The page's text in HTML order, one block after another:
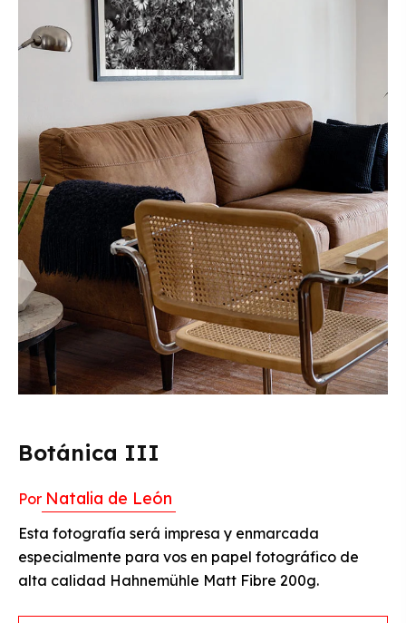
Botánica III
Por Natalia de León
Esta fotografía será impresa y enmarcada
especialmente para vos en papel fotográfico de
alta calidad Hahnemühle Matt Fibre 200g.